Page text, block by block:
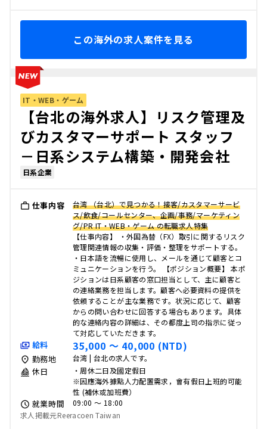
この海外の求人案件を見る
IT・WEB・ゲーム
【台北の海外求人】リスク管理及
びカスタマーサポート スタッフ
－日系システム構築・開発会社
日系企業
仕事内容
台湾 （台北）で見つかる！接客/カスタマーサービ
ス/飲食/コールセンター、企画/事務/マーケティン
グ/PR IT・WEB・ゲーム の転職求人特集
【仕事内容】 ・外国為替（FX）取引に関するリスク
管理関連情報の収集・評価・整理をサポートする。
・日本語を流暢に使用し、メールを通じて顧客とコ
ミュニケーションを行う。 【ポジション概要】 本ポ
ジションは日系顧客の窓口担当として、主に顧客と
の連絡業務を担当します。顧客へ必要資料の提供を
依頼することが主な業務です。状況に応じて、顧客
からの問い合わせに回答する場合もあります。具体
的な連絡内容の詳細は、その都度上司の指示に従っ
て対応していただきます。
給料 35,000 〜 40,000 (NTD)
勤務地 台湾 | 台北の求人です。
休日
・周休二日及國定假日
※因應海外據點人力配置需求，會有假日上班的可能
性 (補休或加班費）
就業時間
09:00 〜 18:00
求人掲載元Reeracoen Taiwan